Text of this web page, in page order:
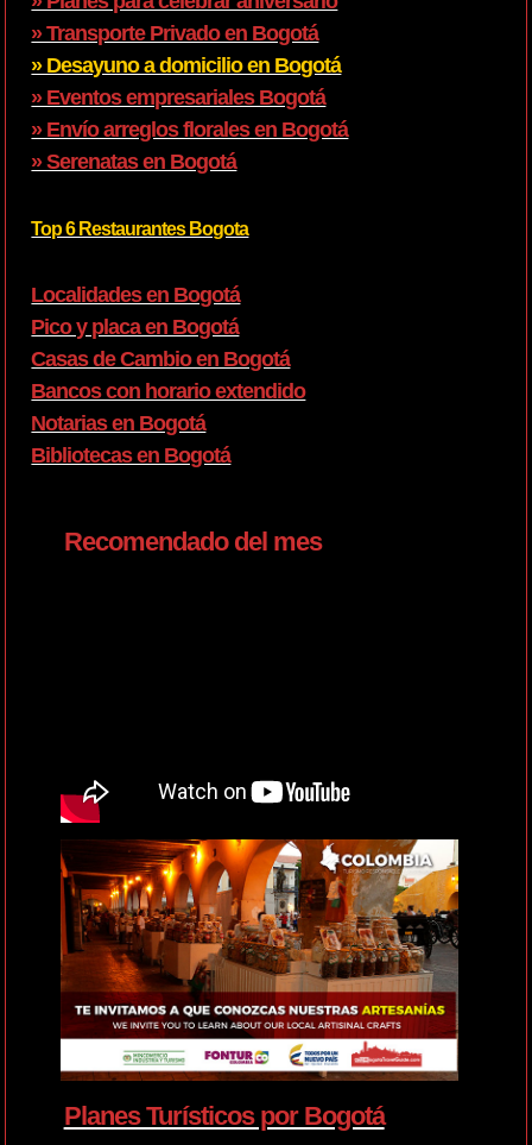
» Transporte Privado en Bogotá
» Desayuno a domicilio en Bogotá
» Eventos empresariales Bogotá
» Envío arreglos florales en Bogotá
» Serenatas en Bogotá
Top 6 Restaurantes Bogota
Localidades en Bogotá
Pico y placa en Bogotá
Casas de Cambio en Bogotá
Bancos con horario extendido
Notarias en Bogotá
Bibliotecas en Bogotá
Recomendado del mes
Planes Turísticos por Bogotá